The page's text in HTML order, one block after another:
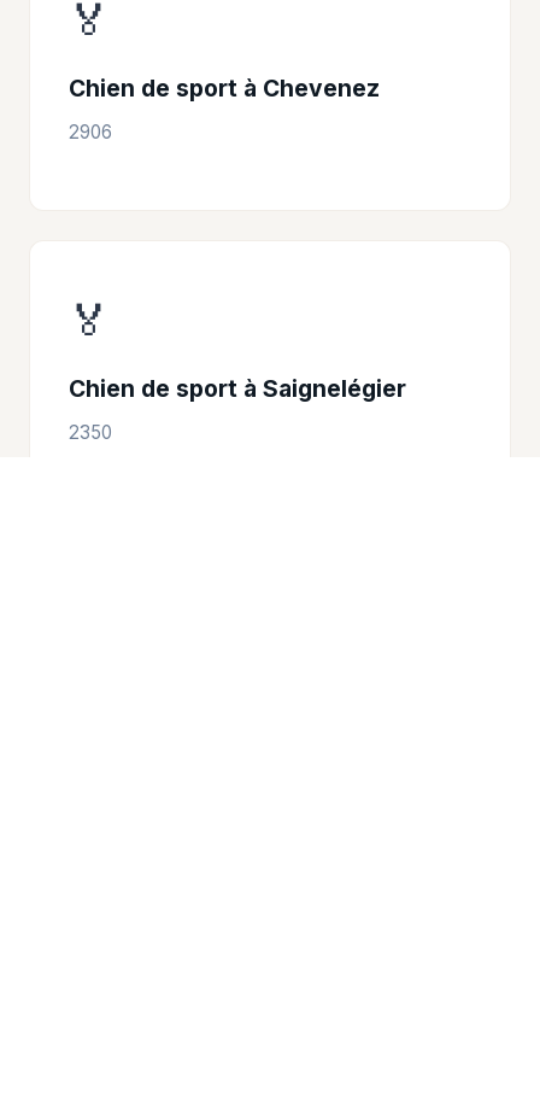
🏅
Chien de sport à Chevenez
2906
🏅
Chien de sport à Saignelégier
2350